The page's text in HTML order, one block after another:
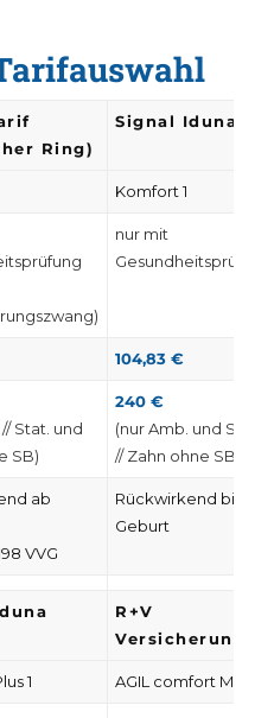
Ring)
Signal Iduna
Komfort 1
nur mit
Gesundheitsprüfung
104,83 €
Stat. und
SB)
240 €
(nur Amb. und Stat.
// Zahn ohne SB)
ab
VVG
Rückwirkend bis zur
Geburt
R+V
Versicherung
1 AGIL comfort MP1U